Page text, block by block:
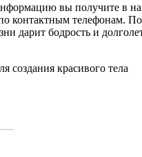
вы получите в
контактным телефонам.
дарит бодрость и
создания красивого тела